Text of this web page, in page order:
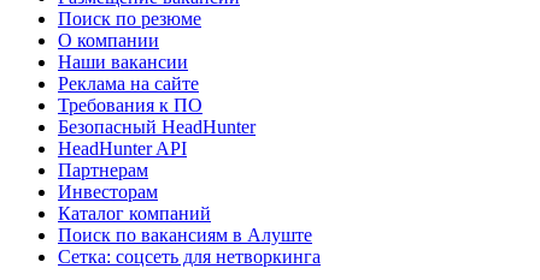
Поиск по резюме
О компании
Наши вакансии
Реклама на сайте
Требования к ПО
Безопасный HeadHunter
HeadHunter API
Партнерам
Инвесторам
Каталог компаний
Поиск по вакансиям в Алуште
Сетка: соцсеть для нетворкинга